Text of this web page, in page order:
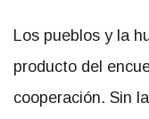
Los pueblos y la
producto del
cooperación. Sin